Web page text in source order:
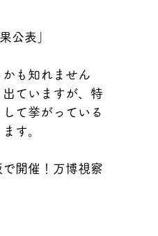
公表」
も知れません
ていますが、特
て挙がっている
す。
開催！万博視察